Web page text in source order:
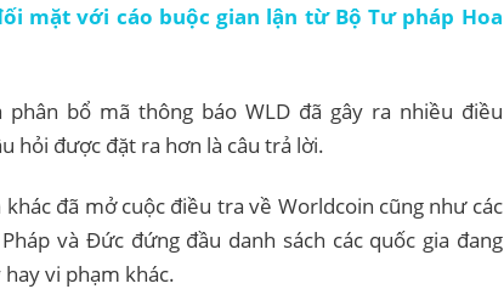
mặt với cáo buộc gian lận từ Bộ Tư pháp Hoa
bổ mã thông báo WLD đã gây ra nhiều điều
hỏi được đặt ra hơn là câu trả lời.
khác đã mở cuộc điều tra về Worldcoin cũng như các
và Đức đứng đầu danh sách các quốc gia đang
vi phạm khác.